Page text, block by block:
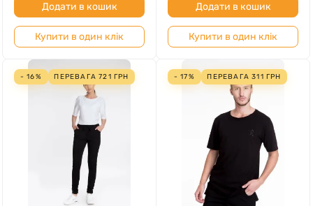
Додати в кошик
Купити в один клік
Додати в кошик
Купити в один клік
- 16% ПЕРЕВАГА721 ГРН - 17% ПЕРЕВАГА311 ГРН